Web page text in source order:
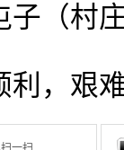
（村
，艰